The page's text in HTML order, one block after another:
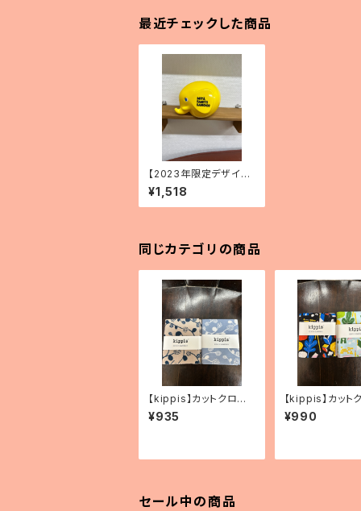
最近チェックした商品
【2023年限定デザイ
ン】エレファントバンク
¥1,518
同じカテゴリの商品
【kippis】カットクロ
ス 「Vaapukka／ラズ
ベリー」（2色）
¥935
【kippis】カット
ス 「Oppi／教育
色）
¥990
セール中の商品